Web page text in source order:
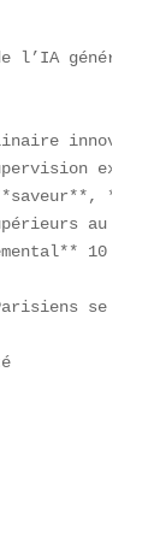
l’IA
**saveur**,
au
10
se